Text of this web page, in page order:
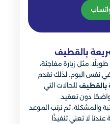
بالقطيف
مثل زيارة مفاجئة،
في نفس اليوم. لذلك نقدم
بالقطيف للحالات التي
واضحًا دون تعقيد.
والمشكلة، ثم نرتب الموعد
لا تعني تنفيذًا